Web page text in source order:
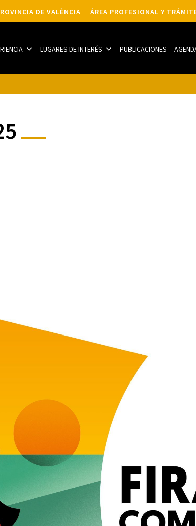
DE VALÈNCIA ÁREA PROFESIONAL Y
LUGARES DE INTERÉS PUBLICACIONES